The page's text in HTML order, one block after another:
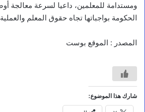
ومستدامة للمعلمين، داعيا لسرعة معالجة
الحكومة بواجباتها تجاه حقوق المعلم والعملية
المصدر : الموقع بوست
شارك هذا الموضوع:
أخبار محلية
ش
ي
ن